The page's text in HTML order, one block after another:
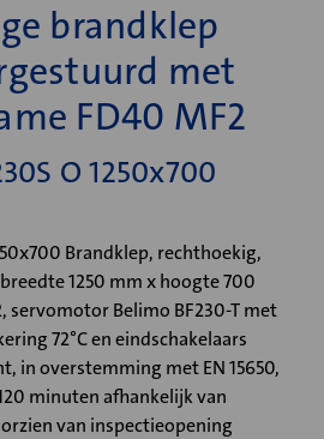
brandklep
met
FD40 MF2
O 1250x700
Brandklep, rechthoekig,
1250 mm x hoogte 700
Belimo BF230-T met
72°C en eindschakelaars
in overstemming met EN 15650,
minuten afhankelijk van
van inspectieopening